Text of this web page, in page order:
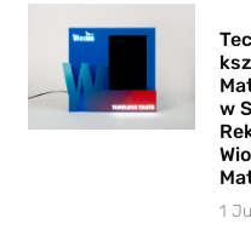
w
1